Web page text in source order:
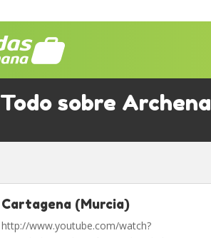
Todo sobre Archena
Cartagena (Murcia)
http://www.youtube.com/watch?